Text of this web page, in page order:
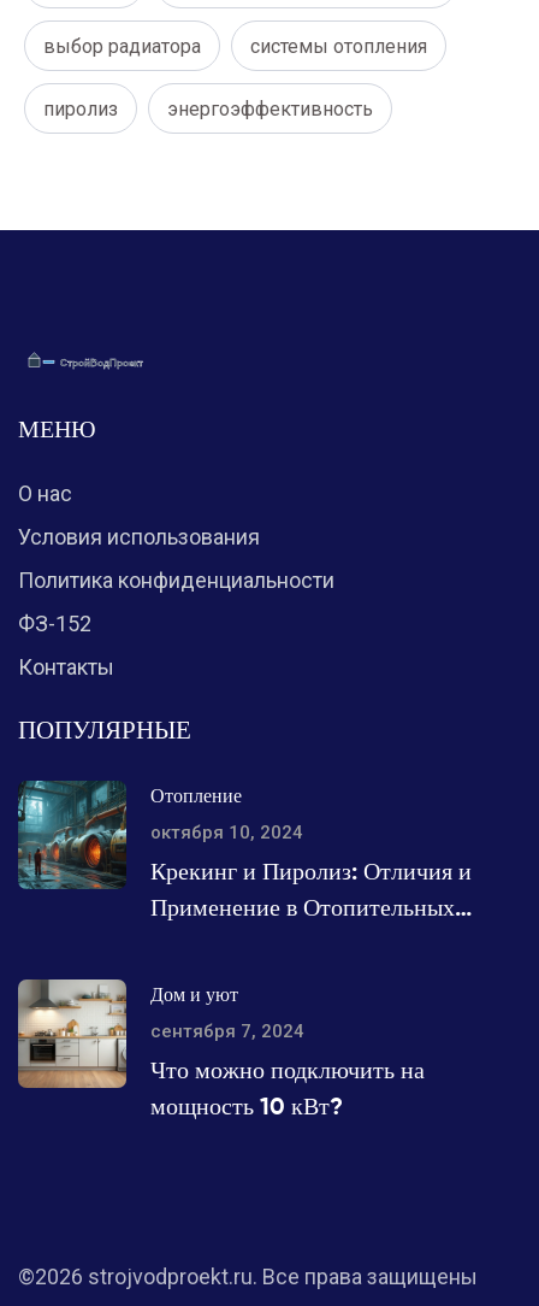
выбор радиатора системы отопления
пиролиз энергоэффективность
МЕНЮ
О нас
Условия использования
Политика конфиденциальности
ФЗ-152
Контакты
ПОПУЛЯРНЫЕ
Отопление
октября 10, 2024
Крекинг и Пиролиз: Отличия и
Применение в Отопительных
Дом и уют
сентября 7, 2024
Что можно подключить на
мощность 10 кВт?
©2026 strojvodproekt.ru. Все права защищены